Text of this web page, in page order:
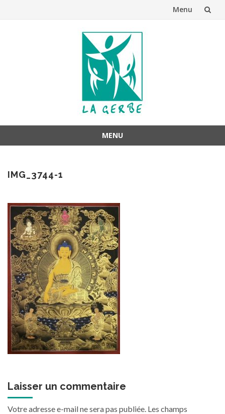
Menu
MENU
contenu
IMG_3744-1
Laisser un commentaire
Votre adresse e-mail ne sera pas publiée. Les champs